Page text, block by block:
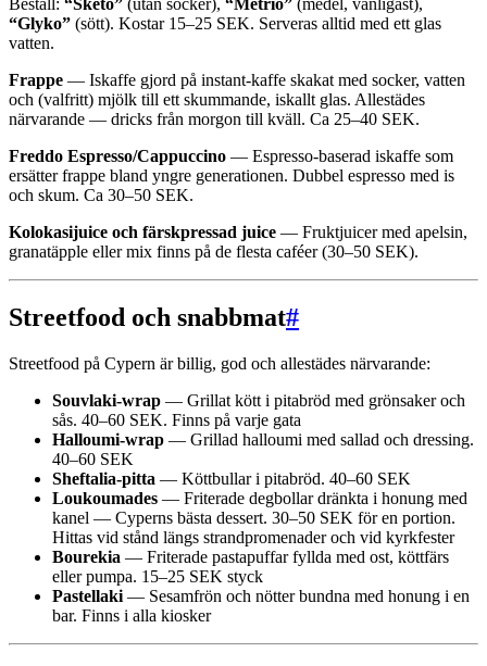
Beställ: “Sketo” (utan socker), “Metrio” (medel, vanligast),
“Glyko” (sött). Kostar 15–25 SEK. Serveras alltid med ett glas
vatten.
Frappe — Iskaffe gjord på instant-kaffe skakat med socker, vatten
och (valfritt) mjölk till ett skummande, iskallt glas. Allestädes
närvarande — dricks från morgon till kväll. Ca 25–40 SEK.
Freddo Espresso/Cappuccino — Espresso-baserad iskaffe som
ersätter frappe bland yngre generationen. Dubbel espresso med is
och skum. Ca 30–50 SEK.
Kolokasijuice och färskpressad juice — Fruktjuicer med apelsin,
granatäpple eller mix finns på de flesta caféer (30–50 SEK).
Streetfood och snabbmat#
Streetfood på Cypern är billig, god och allestädes närvarande:
Souvlaki-wrap — Grillat kött i pitabröd med grönsaker och
sås. 40–60 SEK. Finns på varje gata
Halloumi-wrap — Grillad halloumi med sallad och dressing.
40–60 SEK
Sheftalia-pitta — Köttbullar i pitabröd. 40–60 SEK
Loukoumades — Friterade degbollar dränkta i honung med
kanel — Cyperns bästa dessert. 30–50 SEK för en portion.
Hittas vid stånd längs strandpromenader och vid kyrkfester
Bourekia — Friterade pastapuffar fyllda med ost, köttfärs
eller pumpa. 15–25 SEK styck
Pastellaki — Sesamfrön och nötter bundna med honung i en
bar. Finns i alla kiosker